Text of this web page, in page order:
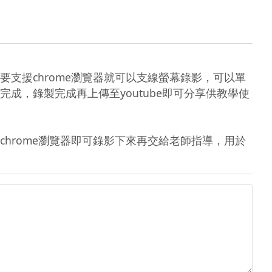
支援chrome瀏覽器就可以支線螢幕錄影，可以單
成，錄製完成再上傳至youtube即可分享供教學使
瀏覽器即可錄影下來再交給老師指導，用於